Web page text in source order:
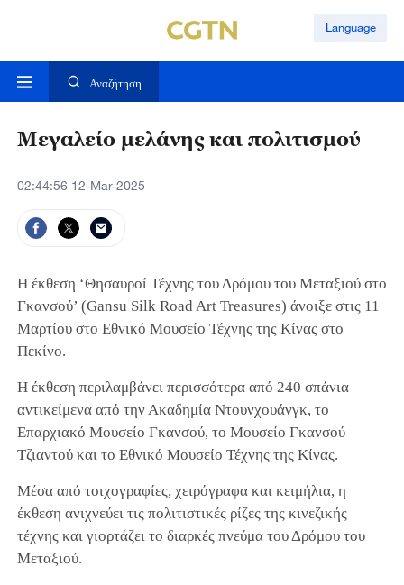
Language
Αναζήτηση
Μεγαλείο μελάνης και πολιτισμού
02:44:56 12-Mar-2025
Η έκθεση ‘Θησαυροί Τέχνης του Δρόμου του Μεταξιού στο
Γκανσού’ (Gansu Silk Road Art Treasures) άνοιξε στις 11
Μαρτίου στο Εθνικό Μουσείο Τέχνης της Κίνας στο
Πεκίνο.
Η έκθεση περιλαμβάνει περισσότερα από 240 σπάνια
αντικείμενα από την Ακαδημία Ντουνχουάνγκ, το
Επαρχιακό Μουσείο Γκανσού, το Μουσείο Γκανσού
Τζιαντού και το Εθνικό Μουσείο Τέχνης της Κίνας.
Μέσα από τοιχογραφίες, χειρόγραφα και κειμήλια, η
έκθεση ανιχνεύει τις πολιτιστικές ρίζες της κινεζικής
τέχνης και γιορτάζει το διαρκές πνεύμα του Δρόμου του
Μεταξιού.